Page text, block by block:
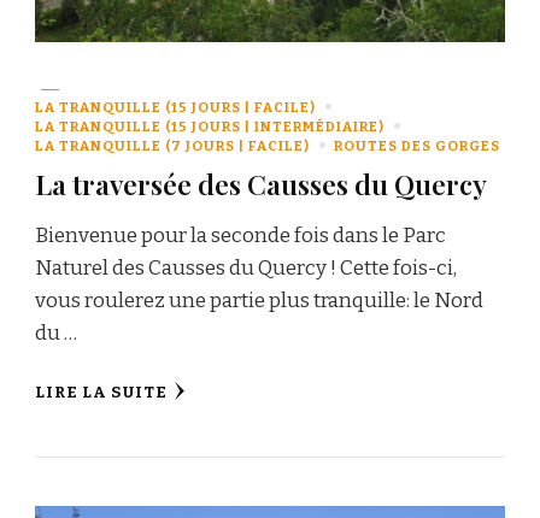
LA TRANQUILLE (15 JOURS | FACILE)
LA TRANQUILLE (15 JOURS | INTERMÉDIAIRE)
LA TRANQUILLE (7 JOURS | FACILE)
ROUTES DES GORGES
La traversée des Causses du Quercy
Bienvenue pour la seconde fois dans le Parc
Naturel des Causses du Quercy ! Cette fois-ci,
vous roulerez une partie plus tranquille: le Nord
du …
LIRE LA SUITE